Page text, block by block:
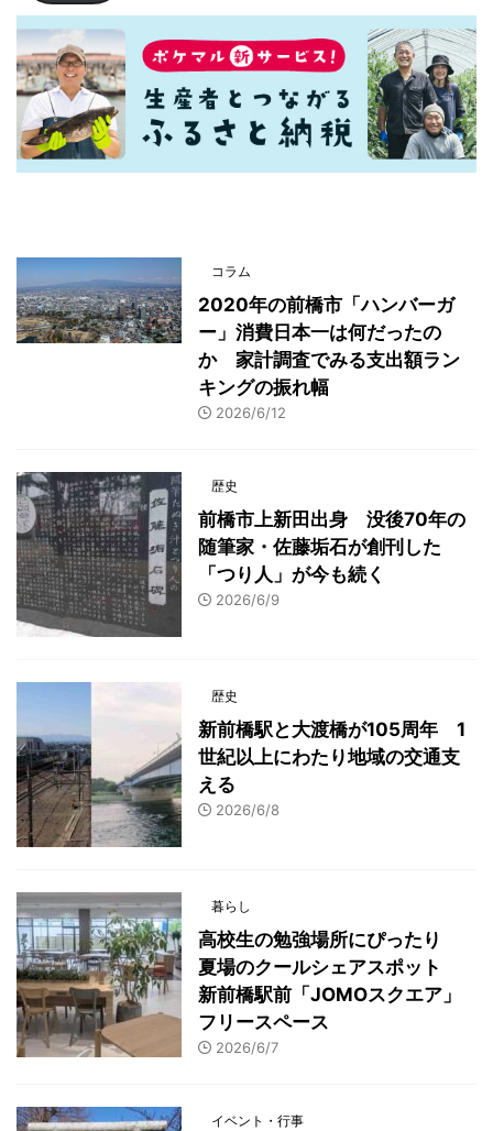
コラム
2020年の前橋市「ハンバーガ
ー」消費日本一は何だったの
か 家計調査でみる支出額ラン
キングの振れ幅
2026/6/12
歴史
前橋市上新田出身 没後70年の
随筆家・佐藤垢石が創刊した
「つり人」が今も続く
2026/6/9
歴史
新前橋駅と大渡橋が105周年 1
世紀以上にわたり地域の交通支
える
2026/6/8
暮らし
高校生の勉強場所にぴったり
夏場のクールシェアスポット
新前橋駅前「JOMOスクエア」
フリースペース
2026/6/7
イベント・行事